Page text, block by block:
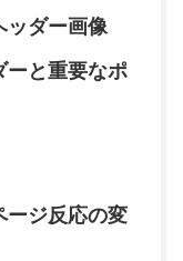
ッダー画像
ーと重要なポ
ージ反応の変